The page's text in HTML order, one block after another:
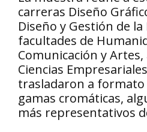
carreras Diseño
Diseño y Gestión de la
facultades de
Comunicación y Artes,
Ciencias
trasladaron a formato
gamas cromáticas,
más representativos